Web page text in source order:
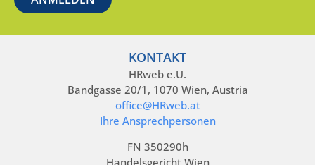
KONTAKT
HRweb e.U.
Bandgasse 20/1, 1070 Wien, Austria
office@HRweb.at
Ihre Ansprechpersonen
FN 350290h
Handelsgericht Wien